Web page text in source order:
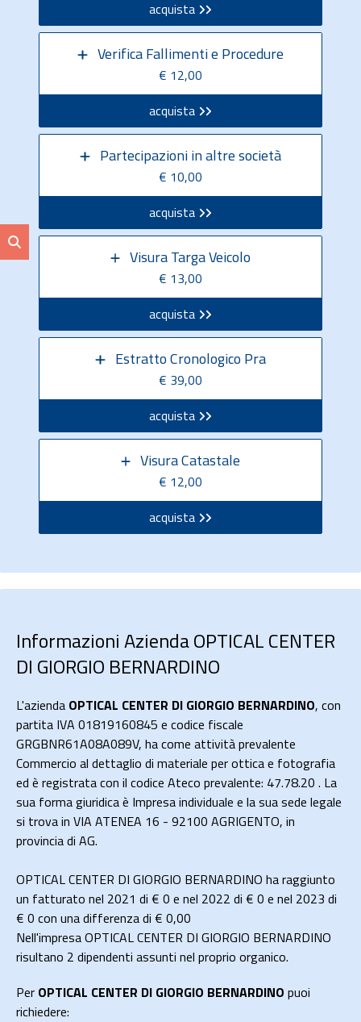
acquista
Verifica Fallimenti e Procedure
€ 12,00
acquista
Partecipazioni in altre società
€ 10,00
acquista
Visura Targa Veicolo
€ 13,00
acquista
Estratto Cronologico Pra
€ 39,00
acquista
Visura Catastale
€ 12,00
acquista
Informazioni Azienda OPTICAL CENTER
DI GIORGIO BERNARDINO
L'azienda OPTICAL CENTER DI GIORGIO BERNARDINO, con
partita IVA 01819160845 e codice fiscale
GRGBNR61A08A089V, ha come attività prevalente
Commercio al dettaglio di materiale per ottica e fotografia
ed è registrata con il codice Ateco prevalente: 47.78.20 . La
sua forma giuridica è Impresa individuale e la sua sede legale
si trova in VIA ATENEA 16 - 92100 AGRIGENTO, in
provincia di AG.
OPTICAL CENTER DI GIORGIO BERNARDINO ha raggiunto
un fatturato nel 2021 di € 0 e nel 2022 di € 0 e nel 2023 di
€ 0 con una differenza di € 0,00
Nell'impresa OPTICAL CENTER DI GIORGIO BERNARDINO
risultano 2 dipendenti assunti nel proprio organico.
Per OPTICAL CENTER DI GIORGIO BERNARDINO puoi
richiedere: